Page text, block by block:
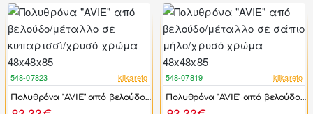
-44%
548-07823 klikareto
Πολυθρόνα "AVIE" από βελούδο/μέταλλο σε κυπαρισσί/χρυσό χρώμα 48x48x85
-44%
548-07819 klikareto
Πολυθρόνα "AVIE" από βελούδο/μέταλλο σε σάπιο μήλο/χρυσό χρώμα 48x48x85